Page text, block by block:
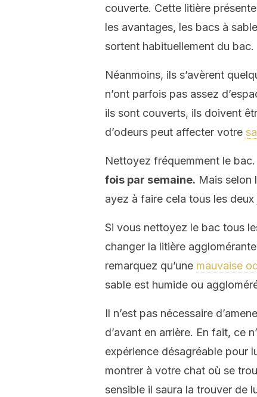
couverte. Cette litière
les avantages, les bacs à
sortent habituellement du bac.
Néanmoins, ils s’avèrent
n’ont parfois pas assez
ils sont couverts, ils doivent
d’odeurs peut affecter votre
Nettoyez fréquemment le bac.
fois par semaine. Mais selon
ayez à faire cela tous les
Si vous nettoyez le bac tous
changer la litière
remarquez qu’une mauvaise
sable est humide ou
Il n’est pas nécessaire
d’avant en arrière. En fait, ce
expérience désagréable pour
montrer à votre chat où se
sensible il saura la trouver de